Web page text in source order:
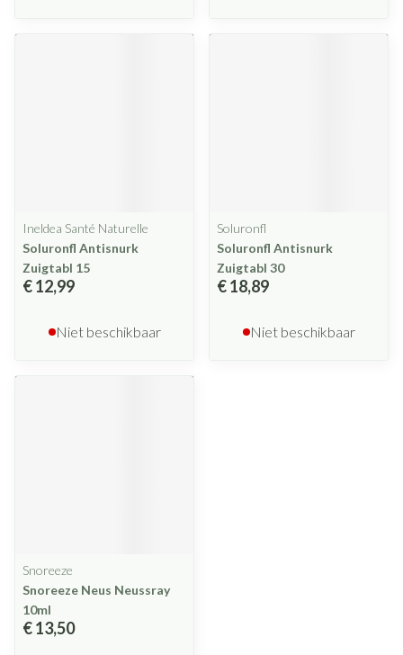
Ineldea Santé Naturelle
Soluronfl Antisnurk
Zuigtabl 15
€ 12,99
Niet beschikbaar
Soluronfl
Soluronfl Antisnurk
Zuigtabl 30
€ 18,89
Niet beschikbaar
Snoreeze
Snoreeze Neus Neussray
10ml
€ 13,50